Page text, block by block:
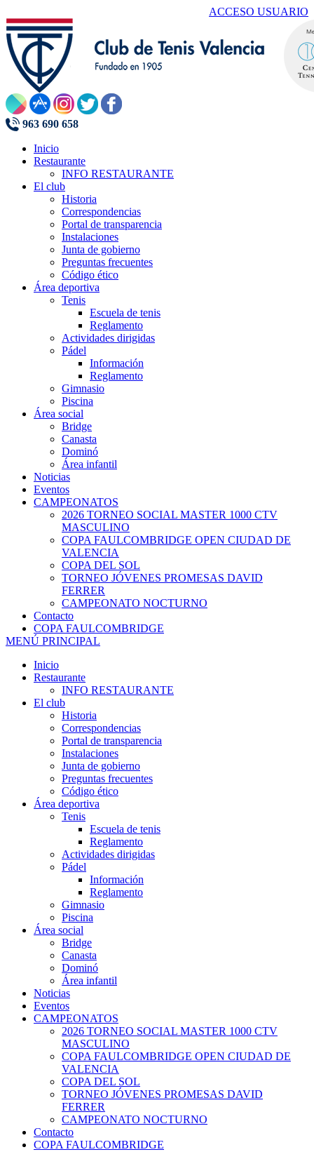
ACCESO USUARIO
963 690 658
Inicio
Restaurante
INFO RESTAURANTE
El club
Historia
Correspondencias
Portal de transparencia
Instalaciones
Junta de gobierno
Preguntas frecuentes
Código ético
Área deportiva
Tenis
Escuela de tenis
Reglamento
Actividades dirigidas
Pádel
Información
Reglamento
Gimnasio
Piscina
Área social
Bridge
Canasta
Dominó
Área infantil
Noticias
Eventos
CAMPEONATOS
2026 TORNEO SOCIAL MASTER 1000 CTV
MASCULINO
COPA FAULCOMBRIDGE OPEN CIUDAD DE
VALENCIA
COPA DEL SOL
TORNEO JÓVENES PROMESAS DAVID
FERRER
CAMPEONATO NOCTURNO
Contacto
COPA FAULCOMBRIDGE
MENÚ PRINCIPAL
Inicio
Restaurante
INFO RESTAURANTE
El club
Historia
Correspondencias
Portal de transparencia
Instalaciones
Junta de gobierno
Preguntas frecuentes
Código ético
Área deportiva
Tenis
Escuela de tenis
Reglamento
Actividades dirigidas
Pádel
Información
Reglamento
Gimnasio
Piscina
Área social
Bridge
Canasta
Dominó
Área infantil
Noticias
Eventos
CAMPEONATOS
2026 TORNEO SOCIAL MASTER 1000 CTV
MASCULINO
COPA FAULCOMBRIDGE OPEN CIUDAD DE
VALENCIA
COPA DEL SOL
TORNEO JÓVENES PROMESAS DAVID
FERRER
CAMPEONATO NOCTURNO
Contacto
COPA FAULCOMBRIDGE